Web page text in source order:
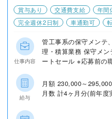
賞与あり
交通費支給 年間
完全週休2日制
車通勤可
仕事内容
管工事系の保守メンテ
理・積算業務 保守メ
ートセール ※応募前の
給与
月額 230,000～
月数 計4ヶ月分(前年度